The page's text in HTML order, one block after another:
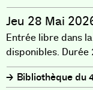
Jeu 28 Mai
Entrée libre dans
disponibles. Durée
Bibliothèque du